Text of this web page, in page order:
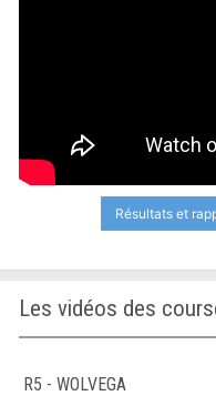
Résultats et
R5 - WOLVEGA